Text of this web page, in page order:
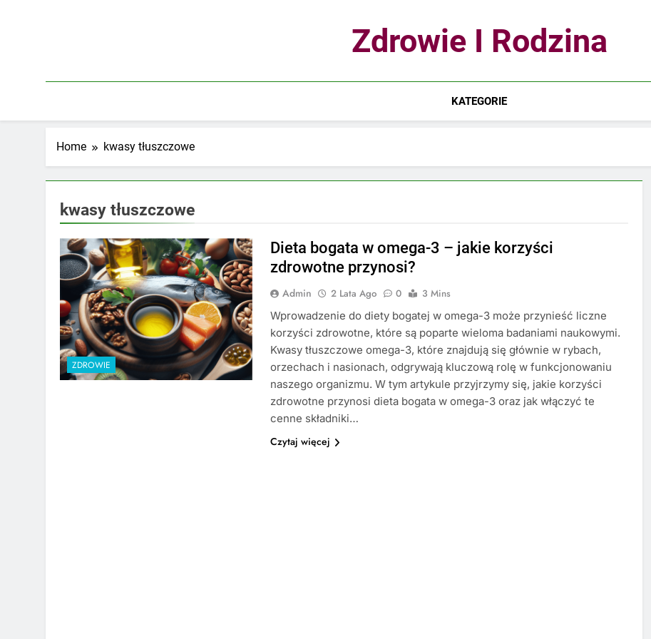
Zdrowie I Rodzina
KATEGORIE
Home kwasy tłuszczowe
kwasy tłuszczowe
ZDROWIE
Dieta bogata w omega-3 – jakie korzyści
zdrowotne przynosi?
Admin 2 Lata Ago 0
3 Mins
Wprowadzenie do diety bogatej w omega-3 może przynieść liczne
korzyści zdrowotne, które są poparte wieloma badaniami naukowymi.
Kwasy tłuszczowe omega-3, które znajdują się głównie w rybach,
orzechach i nasionach, odgrywają kluczową rolę w funkcjonowaniu
naszego organizmu. W tym artykule przyjrzymy się, jakie korzyści
zdrowotne przynosi dieta bogata w omega-3 oraz jak włączyć te
cenne składniki…
Czytaj więcej